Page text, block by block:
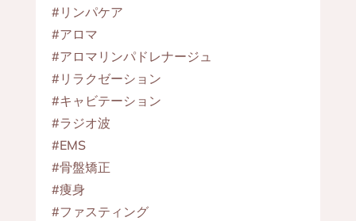
#リンパケア
#アロマ
#アロマリンパドレナージュ
#リラクゼーション
#キャビテーション
#ラジオ波
#EMS
#骨盤矯正
#痩身
#ファスティング